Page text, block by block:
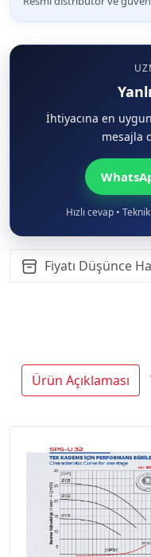
İhtiyacına en
mesajla
Hızlı cevap •
Fiyatı Düşünce
Ürün Açıklaması